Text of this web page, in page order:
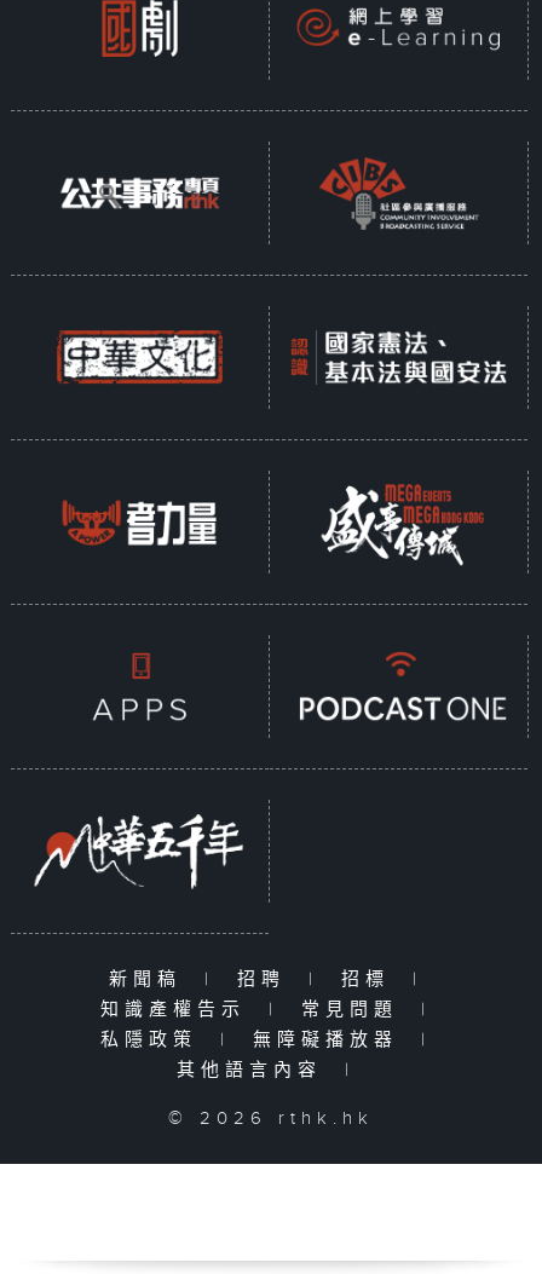
新聞稿 | 招聘 | 招標
|
知識產權告示
| 常見問題
|
私隱政策
| 無障礙播放器
|
其他語言內容
|
© 2026 rthk.hk